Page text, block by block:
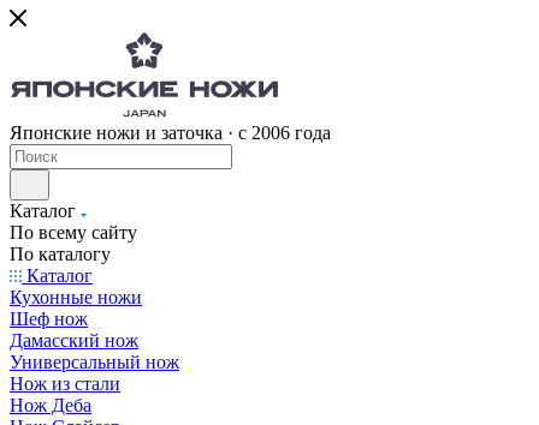
Японские ножи и заточка · с 2006 года
Каталог
По всему сайту
По каталогу
Каталог
Кухонные ножи
Шеф нож
Дамасский нож
Универсальный нож
Нож из стали
Нож Деба